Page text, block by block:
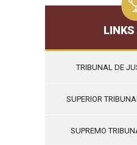
TRIBUNAL DE
SUPERIOR
SUPREMO